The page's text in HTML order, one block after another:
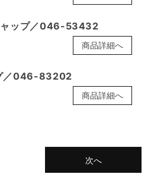
ャップ／046-53432
商品詳細へ
／046-83202
商品詳細へ
次へ